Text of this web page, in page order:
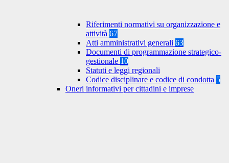
Riferimenti normativi su organizzazione e
attività 67
Atti amministrativi generali 63
Documenti di programmazione strategico-
gestionale 10
Statuti e leggi regionali
Codice disciplinare e codice di condotta 5
Oneri informativi per cittadini e imprese